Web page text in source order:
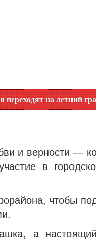
летний график
и верности —
в
чтобы
а